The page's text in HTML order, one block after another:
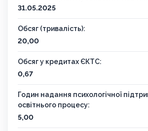
31.05.2025
Обсяг (тривалість):
20,00
Обсяг у кредитах ЄКТС:
0,67
Годин надання психологічної
освітнього процесу:
5,00